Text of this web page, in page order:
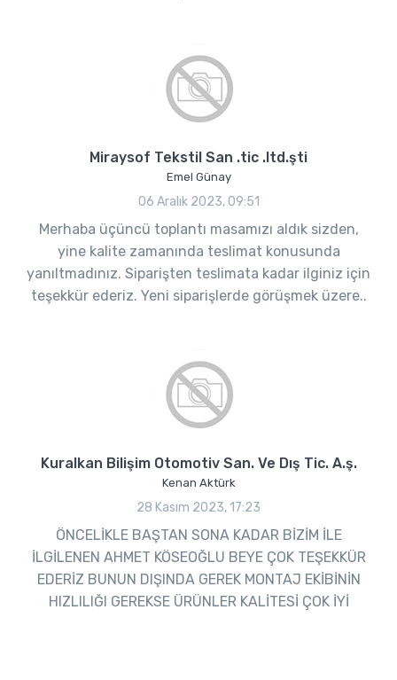
Miraysof Tekstil San .tic .ltd.şti
Emel Günay
06 Aralık 2023, 09:51
Merhaba üçüncü toplantı masamızı aldık sizden,
yine kalite zamanında teslimat konusunda
yanıltmadınız. Siparişten teslimata kadar ilginiz için
teşekkür ederiz. Yeni siparişlerde görüşmek üzere..
Kuralkan Bilişim Otomotiv San. Ve Dış Tic. A.ş.
Kenan Aktürk
28 Kasım 2023, 17:23
ÖNCELİKLE BAŞTAN SONA KADAR BİZİM İLE
İLGİLENEN AHMET KÖSEOĞLU BEYE ÇOK TEŞEKKÜR
EDERİZ BUNUN DIŞINDA GEREK MONTAJ EKİBİNİN
HIZLILIĞI GEREKSE ÜRÜNLER KALİTESİ ÇOK İYİ